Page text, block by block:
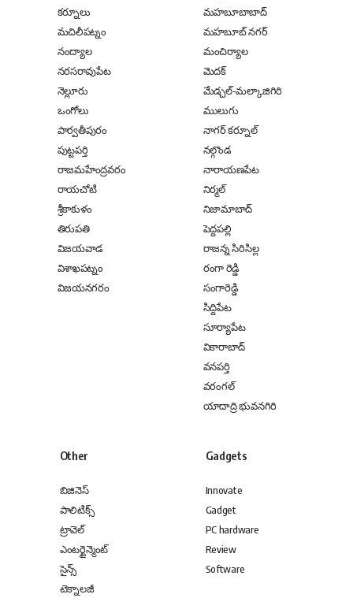
కర్నూలు
మచిలీపట్నం
నంద్యాల
నరసరావుపేట
నెల్లూరు
ఒంగోలు
పార్వతీపురం
పుట్టపర్తి
రాజమహేంద్రవరం
రాయచోటి
శ్రీకాకుళం
తిరుపతి
విజయవాడ
విశాఖపట్నం
విజయనగరం
మహబూబాబాద్
మహబూబ్ నగర్
మంచిర్యాల
మెదక్
మేడ్చల్-మల్కాజిగిరి
ములుగు
నాగర్ కర్నూల్
నల్గొండ
నారాయణపేట
నిర్మల్
నిజామాబాద్
పెద్దపల్లి
రాజన్న సిరిసిల్ల
రంగా రెడ్డి
సంగారెడ్డి
సిద్దిపేట
సూర్యాపేట
వికారాబాద్
వనపర్తి
వరంగల్
యాదాద్రి భువనగిరి
Other
బిజినెస్
పాలిటిక్స్
ట్రావెల్
ఎంటర్టైన్మెంట్
సైన్స్
టెక్నాలజీ
Gadgets
Innovate
Gadget
PC hardware
Review
Software